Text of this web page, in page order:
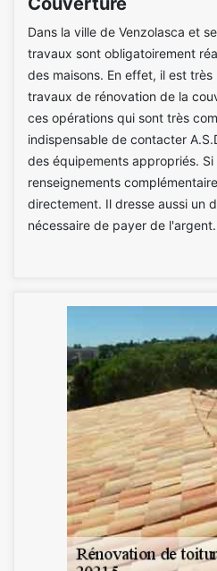
Dans la ville de Venzolasca et
travaux sont obligatoirement
des maisons. En effet, il est
travaux de rénovation de la
ces opérations qui sont très
indispensable de contacter
des équipements appropriés.
renseignements
directement. Il dresse aussi un
nécessaire de payer de l'argent.